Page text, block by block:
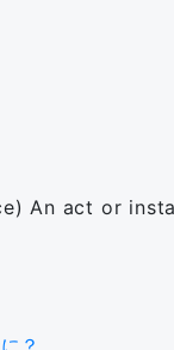
An act or
？